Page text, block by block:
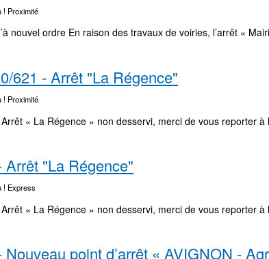
! Proximité
nouvel ordre En raison des travaux de voiries, l’arrêt «
621 - Arrêt "La Régence"
! Proximité
« La Régence » non desservi, merci de vous reporter
"La Régence"
! Express
« La Régence » non desservi, merci de vous reporter
point d’arrêt « AVIGNON -